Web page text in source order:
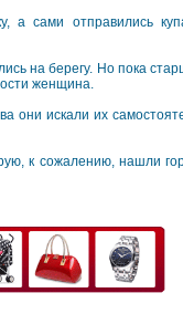
а сами отправились
на берегу. Но пока
женщина.
они искали их
к сожалению, нашли